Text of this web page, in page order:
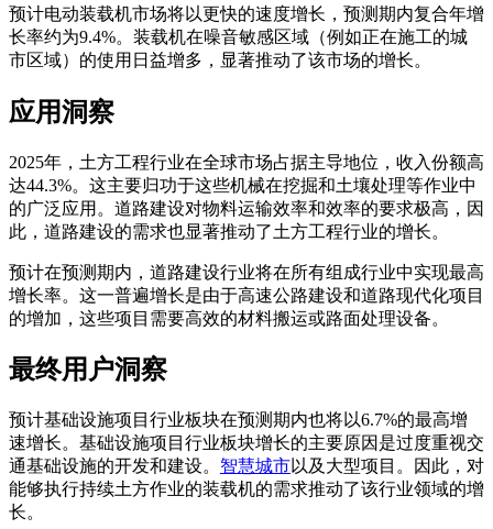
预计电动装载机市场将以更快的速度增长，预测期内复合年增
长率约为9.4%。装载机在噪音敏感区域（例如正在施工的城
市区域）的使用日益增多，显著推动了该市场的增长。
应用洞察
2025年，土方工程行业在全球市场占据主导地位，收入份额高
达44.3%。这主要归功于这些机械在挖掘和土壤处理等作业中
的广泛应用。道路建设对物料运输效率和效率的要求极高，因
此，道路建设的需求也显著推动了土方工程行业的增长。
预计在预测期内，道路建设行业将在所有组成行业中实现最高
增长率。这一普遍增长是由于高速公路建设和道路现代化项目
的增加，这些项目需要高效的材料搬运或路面处理设备。
最终用户洞察
预计基础设施项目行业板块在预测期内也将以6.7%的最高增
速增长。基础设施项目行业板块增长的主要原因是过度重视交
通基础设施的开发和建设。 智慧城市以及大型项目。因此，对
能够执行持续土方作业的装载机的需求推动了该行业领域的增
长。